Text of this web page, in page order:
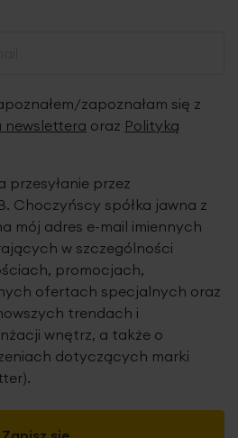
wykończone po bokach
z tyłu rolety.zapoznałam się z
newslettera oraz Polityką
przesyłanie przez
Choczyńscy spółka jawna z
mój adres e-mail imiennych
w szczególności
promocjach,
ofertach specjalnych oraz
trendach i
wnętrz, a także o
dotyczących marki